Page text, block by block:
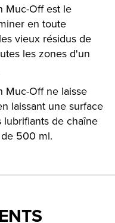
Muc-Off est le
en toute
vieux résidus de
les zones d'un
Muc-Off ne laisse
laissant une surface
de chaîne
500 ml.